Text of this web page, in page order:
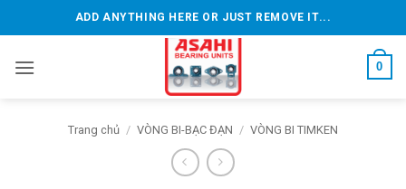
qua
dung
ADD ANYTHING HERE OR JUST REMOVE IT...
0
Trang chủ / VÒNG BI-BẠC ĐẠN / VÒNG BI TIMKEN